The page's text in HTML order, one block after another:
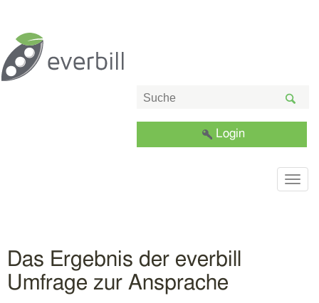
Login
Das Ergebnis der everbill
Umfrage zur Ansprache